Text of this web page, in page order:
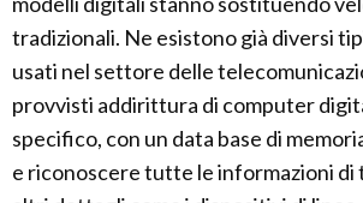
tradizionali. Ne esistono già diversi
usati nel settore delle
provvisti addirittura di computer
specifico, con un data base di
e riconoscere tutte le informazioni di